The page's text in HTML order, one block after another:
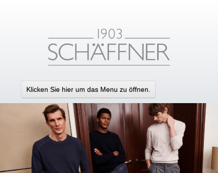
Klicken Sie hier um das Menu zu öffnen.
HOME
MARKEN
KONTAKT
IMPRESSUM